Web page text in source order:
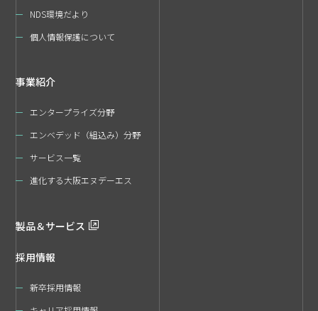
NDS環境だより
個人情報保護について
事業紹介
エンタープライズ分野
エンベデッド（組込み）分野
サービス一覧
進化する大阪エヌデーエス
製品＆サービス
採用情報
新卒採用情報